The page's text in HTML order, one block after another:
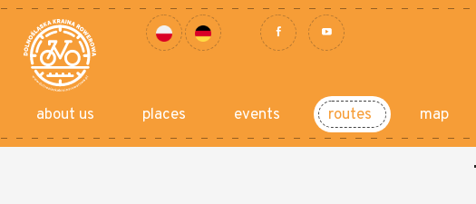
about us places events routes map